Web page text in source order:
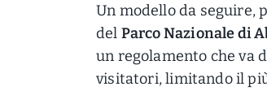
Un modello da seguire,
del Parco Nazionale di
un regolamento che va
visitatori, limitando il